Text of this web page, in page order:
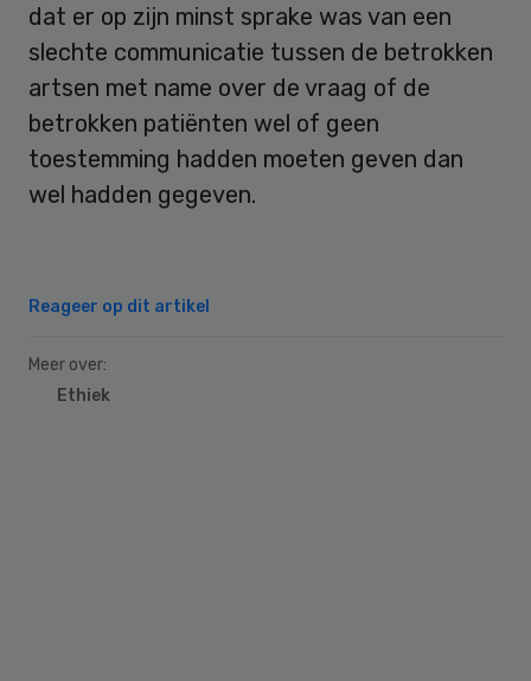
dat er op zijn minst sprake was van een
slechte communicatie tussen de betrokken
artsen met name over de vraag of de
betrokken patiënten wel of geen
toestemming hadden moeten geven dan
wel hadden gegeven.
Reageer op dit artikel
Meer over:
Ethiek